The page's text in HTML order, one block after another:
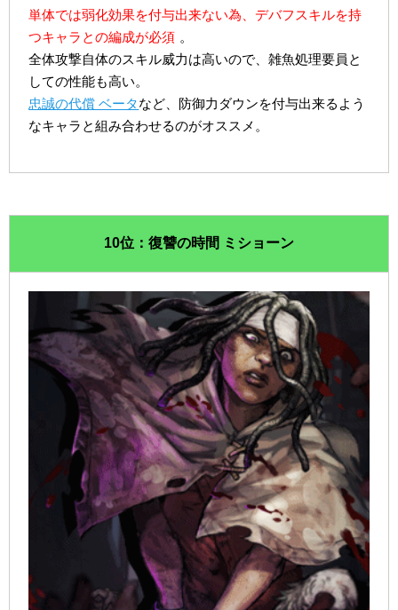
単体では弱化効果を付与出来ない為、デバフスキルを持
つキャラとの編成が必須 。
全体攻撃自体のスキル威力は高いので、雑魚処理要員と
しての性能も高い。
忠誠の代償 ベータなど、防御力ダウンを付与出来るよう
なキャラと組み合わせるのがオススメ。
10位：復讐の時間 ミショーン